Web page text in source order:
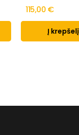
115,00 €
Į krepšelį